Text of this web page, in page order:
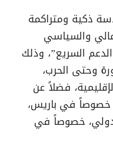
ذكية ومتراكمة
والسياسي
السريع”، وذلك
وحتى الحرب،
فضلاً عن
خصوصاً في باريس،
خصوصاً في